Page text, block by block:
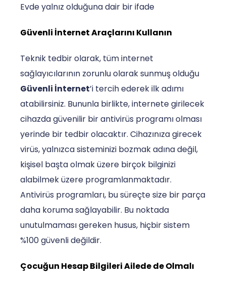
Evde yalnız olduğuna dair bir ifade
Güvenli İnternet Araçlarını Kullanın
Teknik tedbir olarak, tüm internet
sağlayıcılarının zorunlu olarak sunmuş olduğu
Güvenli İnternet’i tercih ederek ilk adımı
atabilirsiniz. Bununla birlikte, internete girilecek
cihazda güvenilir bir antivirüs programı olması
yerinde bir tedbir olacaktır. Cihazınıza girecek
virüs, yalnızca sisteminizi bozmak adına değil,
kişisel başta olmak üzere birçok bilginizi
alabilmek üzere programlanmaktadır.
Antivirüs programları, bu süreçte size bir parça
daha koruma sağlayabilir. Bu noktada
unutulmaması gereken husus, hiçbir sistem
%100 güvenli değildir.
Çocuğun Hesap Bilgileri Ailede de Olmalı